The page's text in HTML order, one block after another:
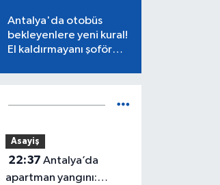
Antalya'da otobüs
bekleyenlere yeni kural!
El kaldırmayanı şoför
Asayiş
22:37
apartman yangını: